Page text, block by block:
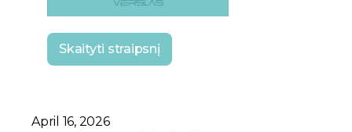
Skaityti straipsnį
April 16, 2026